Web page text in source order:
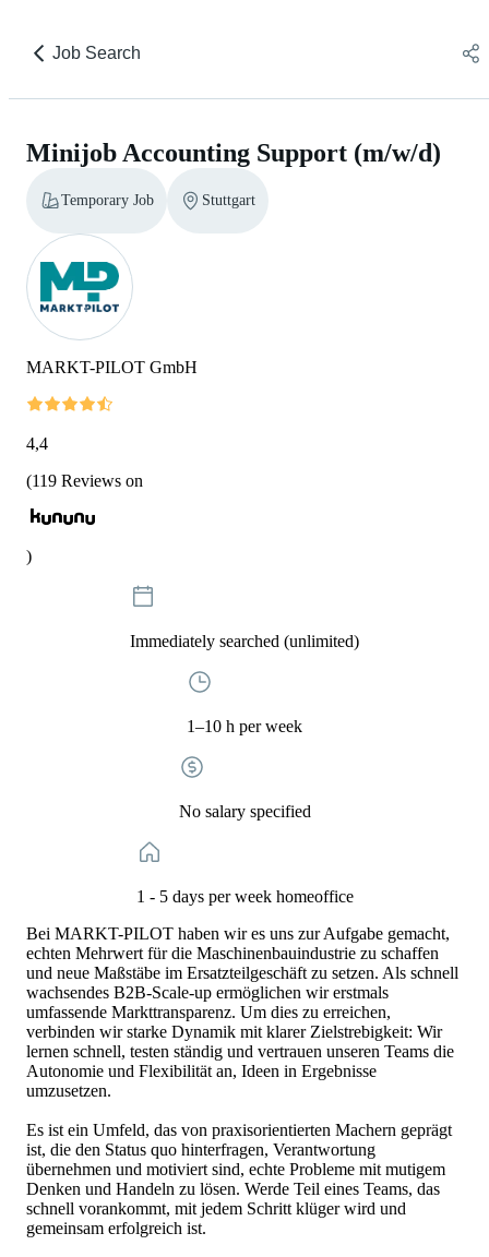
Job Search
Minijob Accounting Support (m/w/d)
Temporary Job Stuttgart
MARKT-PILOT GmbH
4,4
(119 Reviews on
)
Immediately searched (unlimited)
1–10 h per week
No salary specified
1 - 5 days per week homeoffice
Bei MARKT-PILOT haben wir es uns zur Aufgabe gemacht,
echten Mehrwert für die Maschinenbauindustrie zu schaffen
und neue Maßstäbe im Ersatzteilgeschäft zu setzen. Als schnell
wachsendes B2B-Scale-up ermöglichen wir erstmals
umfassende Markttransparenz. Um dies zu erreichen,
verbinden wir starke Dynamik mit klarer Zielstrebigkeit: Wir
lernen schnell, testen ständig und vertrauen unseren Teams die
Autonomie und Flexibilität an, Ideen in Ergebnisse
umzusetzen.
Es ist ein Umfeld, das von praxisorientierten Machern geprägt
ist, die den Status quo hinterfragen, Verantwortung
übernehmen und motiviert sind, echte Probleme mit mutigem
Denken und Handeln zu lösen. Werde Teil eines Teams, das
schnell vorankommt, mit jedem Schritt klüger wird und
gemeinsam erfolgreich ist.